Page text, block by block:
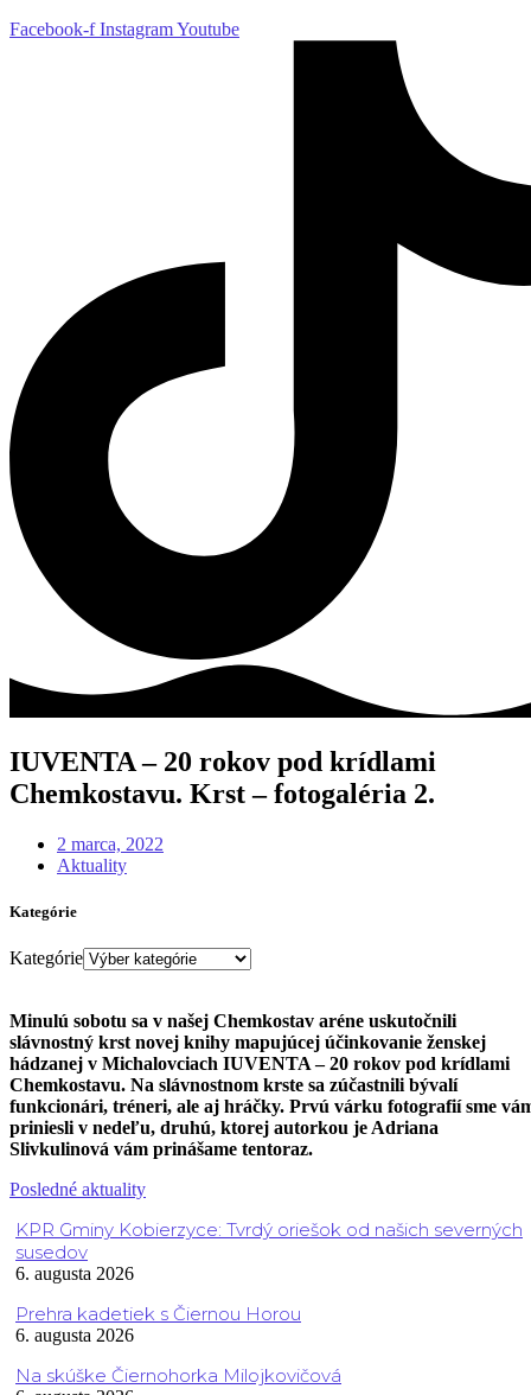
Facebook-f InstagramYoutube
IUVENTA – 20 rokov pod krídlami
Chemkostavu. Krst – fotogaléria 2.
2 marca, 2022
Aktuality
Kategórie
Kategórie
Minulú sobotu sa v našej Chemkostav aréne uskutočnili
slávnostný krst novej knihy mapujúcej účinkovanie ženskej
hádzanej v Michalovciach IUVENTA – 20 rokov pod krídlami
Chemkostavu. Na slávnostnom krste sa zúčastnili bývalí
funkcionári, tréneri, ale aj hráčky. Prvú várku fotografií sme
priniesli v nedeľu, druhú, ktorej autorkou je Adriana
Slivkulinová vám prinášame tentoraz.
Posledné aktuality
KPR Gminy Kobierzyce: Tvrdý oriešok od našich severných
susedov
6. augusta 2026
Prehra kadetiek s Čiernou Horou
6. augusta 2026
Na skúške Čiernohorka Milojkovičová